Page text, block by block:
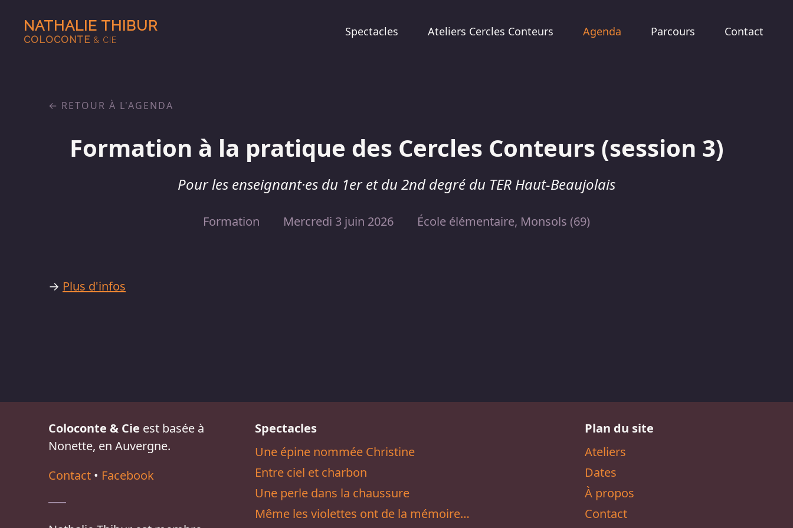
NATHALIE THIBUR
COLOCONTE & CIE
Spectacles Ateliers Cercles Conteurs Agenda Parcours Contact
Formation à la pratique des Cercles Conteurs (session 3)
Pour les enseignant·es du 1er et du 2nd degré du TER Haut-Beaujolais
Formation Mercredi 3 juin 2026 École élémentaire, Monsols (69)
RETOUR À L'AGENDA
→ Plus d'infos
Coloconte & Cie est basée à
Nonette, en Auvergne.
Contact • Facebook
Spectacles
Une épine nommée Christine
Entre ciel et charbon
Une perle dans la chaussure
Même les violettes ont de la mémoire…
Plan du site
Ateliers
Dates
À propos
Contact